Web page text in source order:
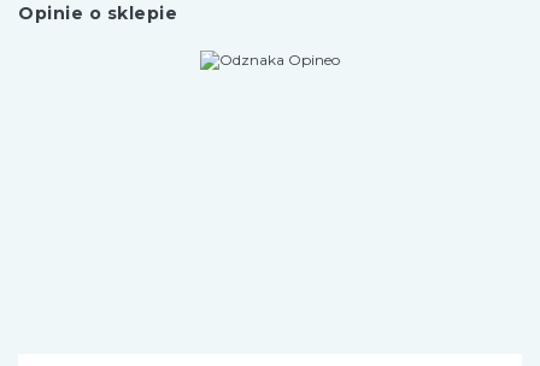
Opinie o sklepie